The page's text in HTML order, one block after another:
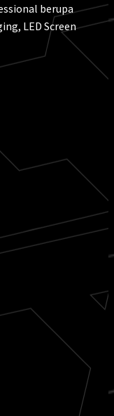
berupa
LED Screen